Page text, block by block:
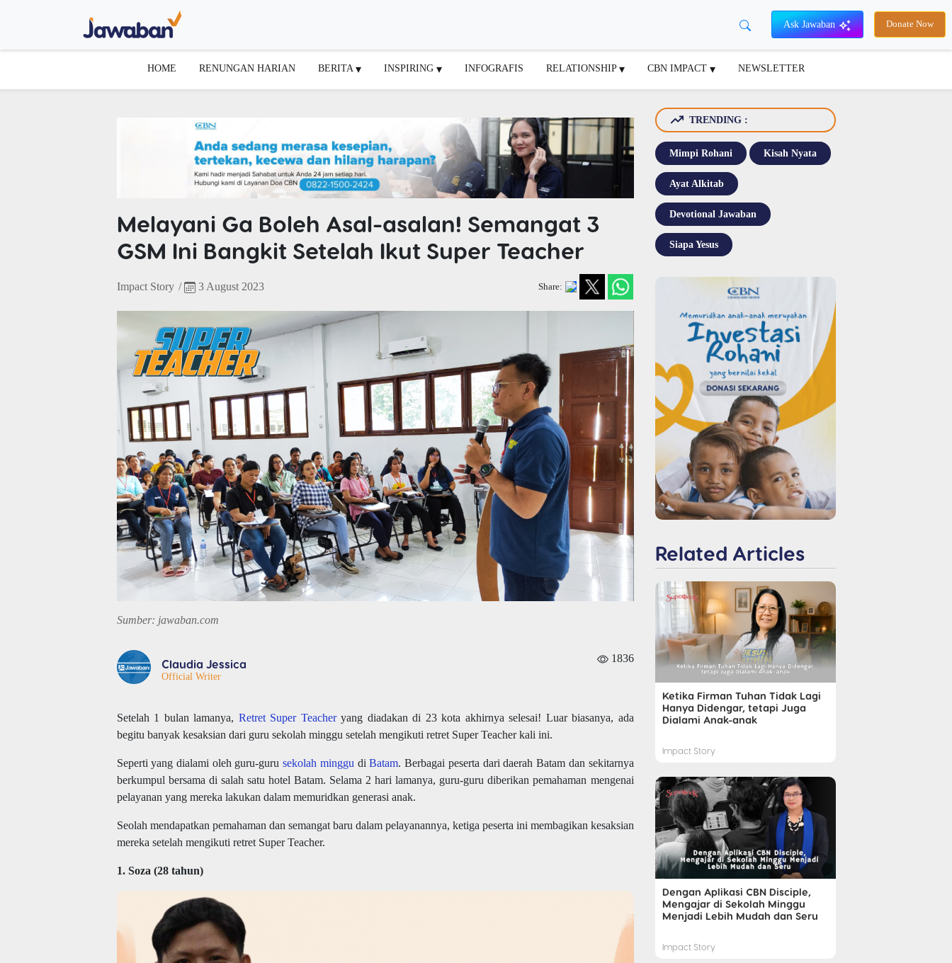
Ask Jawaban Donate Now
HOME RENUNGAN HARIAN BERITA INSPIRING INFOGRAFIS RELATIONSHIP CBN IMPACT NEWSLETTER
Melayani Ga Boleh Asal-asalan! Semangat 3
GSM Ini Bangkit Setelah Ikut Super Teacher
Impact Story / 3 August 2023 Share:
Sumber: jawaban.com
Claudia Jessica
Official Writer
1836
Setelah 1 bulan lamanya, Retret Super Teacheryang diadakan di 23 kota akhirnya selesai! Luar biasanya, ada
begitu banyak kesaksian dari guru sekolah minggu setelah mengikuti retret Super Teacher kali ini.
Seperti yang dialami oleh guru-gurusekolah minggu diBatam. Berbagai peserta dari daerah Batam dan sekitarnya
berkumpul bersama di salah satu hotel Batam. Selama 2 hari lamanya, guru-guru diberikan pemahaman mengenai
pelayanan yang mereka lakukan dalam memuridkan generasi anak.
Seolah mendapatkan pemahaman dan semangat baru dalam pelayanannya, ketiga peserta ini membagikan kesaksian
mereka setelah mengikuti retret Super Teacher.
1. Soza (28 tahun)
TRENDING :
Mimpi Rohani Kisah Nyata
Ayat Alkitab
Devotional Jawaban
Siapa Yesus
Related Articles
Ketika Firman Tuhan Tidak Lagi
Hanya Didengar, tetapi Juga
Dialami Anak-anak
Impact Story
Dengan Aplikasi CBN Disciple,
Mengajar di Sekolah Minggu
Menjadi Lebih Mudah dan Seru
Impact Story